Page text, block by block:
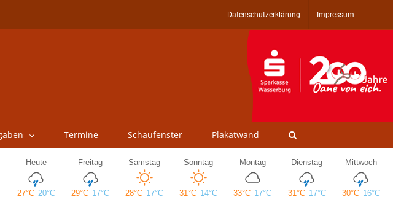
Datenschutzerklärung Impressum
Termine Schaufenster Plakatwand